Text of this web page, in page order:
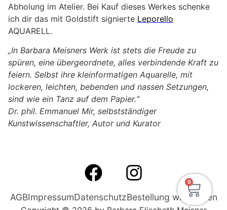
Abholung im Atelier. Bei Kauf dieses Werkes schenke
ich dir das mit Goldstift signierte Leporello
AQUARELL.
„In Barbara Meisners Werk ist stets die Freude zu
spüren, eine übergeordnete, alles verbindende Kraft zu
feiern. Selbst ihre kleinformatigen Aquarelle, mit
lockeren, leichten, bebenden und nassen Setzungen,
sind wie ein Tanz auf dem Papier.“
Dr. phil. Emmanuel Mir, selbstständiger
Kunstwissenschaftler, Autor und Kurator
AGBImpressumDatenschutzBestellung widerrufen
0